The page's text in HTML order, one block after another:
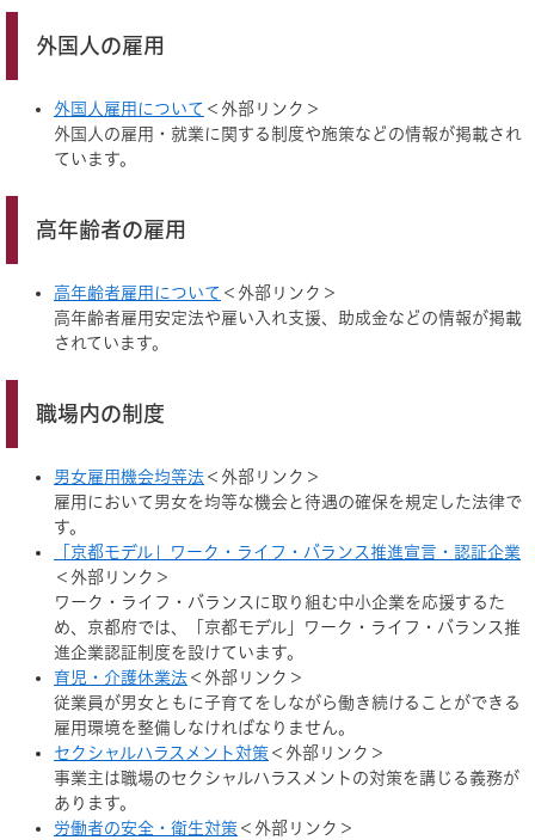
外国人の雇用
外国人雇用について ＜外部リンク＞
外国人の雇用・就業に関する制度や施策などの情報が掲載され
ています。
高年齢者の雇用
高年齢者雇用について ＜外部リンク＞
高年齢者雇用安定法や雇い入れ支援、助成金などの情報が掲載
されています。
職場内の制度
男女雇用機会均等法 ＜外部リンク＞
雇用において男女を均等な機会と待遇の確保を規定した法律で
す。
「京都モデル」ワーク・ライフ・バランス推進宣言・認証企業
＜外部リンク＞
ワーク・ライフ・バランスに取り組む中小企業を応援するた
め、京都府では、「京都モデル」ワーク・ライフ・バランス推
進企業認証制度を設けています。
育児・介護休業法 ＜外部リンク＞
従業員が男女ともに子育てをしながら働き続けることができる
雇用環境を整備しなければなりません。
セクシャルハラスメント対策 ＜外部リンク＞
事業主は職場のセクシャルハラスメントの対策を講じる義務が
あります。
労働者の安全・衛生対策 ＜外部リンク＞